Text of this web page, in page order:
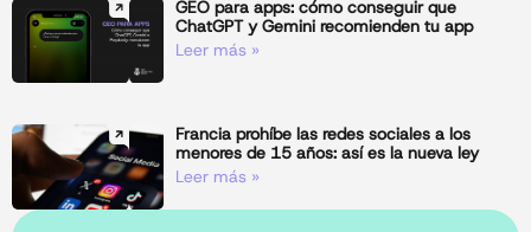
GEO para apps: cómo conseguir que
ChatGPT y Gemini recomienden tu app
Leer más »
Francia prohíbe las redes sociales a los
menores de 15 años: así es la nueva ley
Leer más »